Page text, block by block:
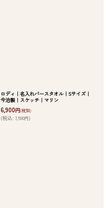
ロディ｜名入れバースタオル｜Sサイズ｜
今治製｜スケッチ｜マリン
6,900円(税別)
(税込: 7,590円)